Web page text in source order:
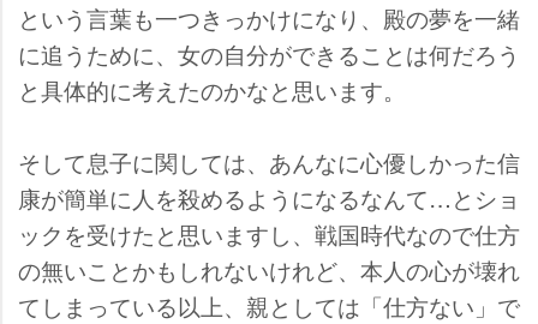
という言葉も一つきっかけになり、殿の夢を一緒
に追うために、女の自分ができることは何だろう
と具体的に考えたのかなと思います。
そして息子に関しては、あんなに心優しかった信
康が簡単に人を殺めるようになるなんて…とショ
ックを受けたと思いますし、戦国時代なので仕方
の無いことかもしれないけれど、本人の心が壊れ
てしまっている以上、親としては「仕方ない」で